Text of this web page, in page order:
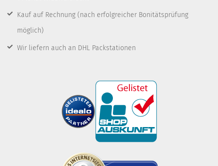
Kauf auf Rechnung (nach erfolgreicher Bonitätsprüfung
möglich)
Wir liefern auch an DHL Packstationen